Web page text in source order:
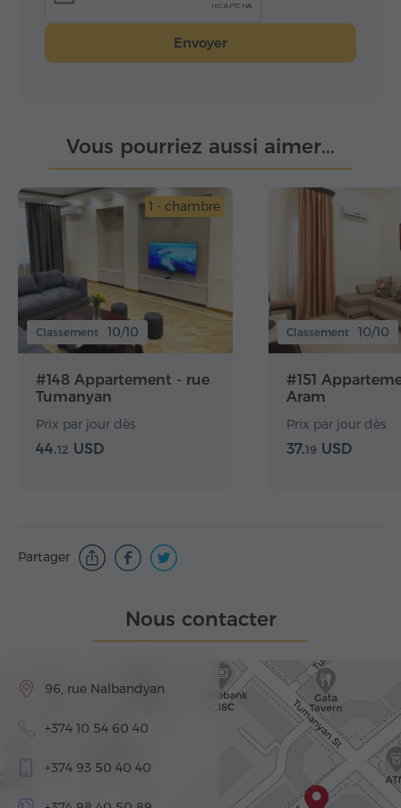
Envoyer
Vous pourriez aussi aimer...
1 - chambre
Classement 10/10
#148 Appartement - rue
Tumanyan
Prix par jour dès
44.12 USD
Classement 10/10
#151
Aram
Prix par jour dès
37.19 USD
Partager
Nous contacter
96, rue Nalbandyan
+374 10 54 60 40
+374 93 50 40 40